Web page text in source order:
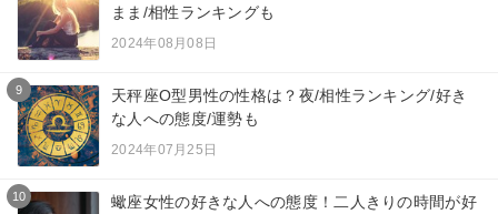
まま/相性ランキングも
2024年08月08日
9
天秤座O型男性の性格は？夜/相性ランキング/好き
な人への態度/運勢も
2024年07月25日
10
蠍座女性の好きな人への態度！二人きりの時間が好